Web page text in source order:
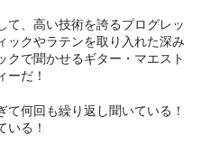
て、高い技術を誇るプログレッ
ックやラテンを取り入れた深み
クで聞かせるギター・マエスト
ーだ！
何回も繰り返し聞いている！
いる！